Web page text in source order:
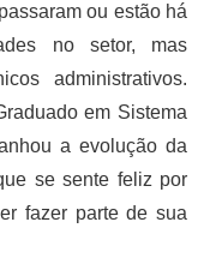
ou estão há
no setor, mas
administrativos.
em Sistema
a evolução da
se sente feliz por
fazer parte de sua